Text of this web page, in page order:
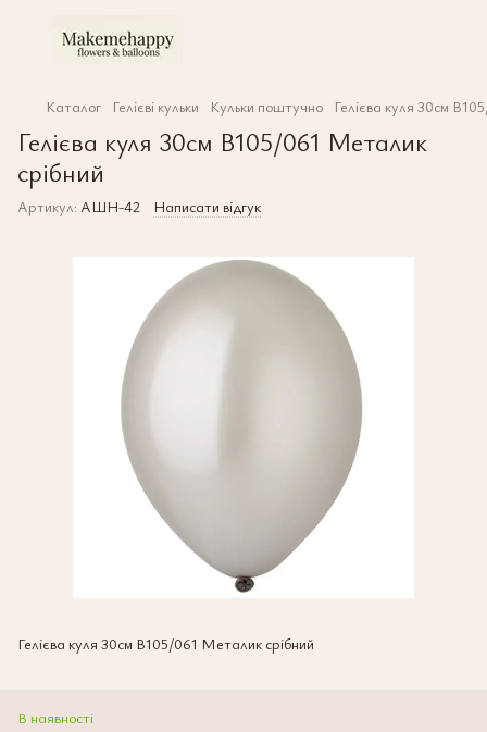
Каталог Гелієві кульки Кульки поштучно Гелієва куля 30см
Гелієва куля 30см В105/061 Металик
срібний
Артикул: АШН-42 Написати відгук
Гелієва куля 30см В105/061 Металик срібний
В наявності